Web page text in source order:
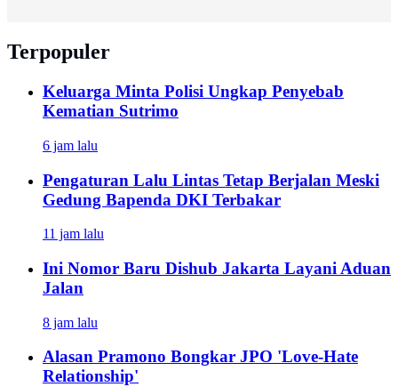
Terpopuler
Keluarga Minta Polisi Ungkap Penyebab
Kematian Sutrimo
6 jam lalu
Pengaturan Lalu Lintas Tetap Berjalan Meski
Gedung Bapenda DKI Terbakar
11 jam lalu
Ini Nomor Baru Dishub Jakarta Layani Aduan
Jalan
8 jam lalu
Alasan Pramono Bongkar JPO 'Love-Hate
Relationship'